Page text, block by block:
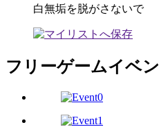
白無垢を脱がさないで
フリーゲームイベ